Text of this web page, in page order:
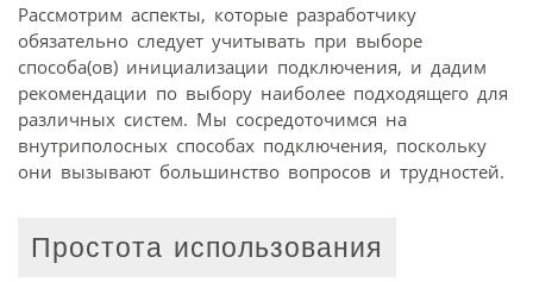
Рассмотрим аспекты, которые разработчику
обязательно следует учитывать при выборе
способа(ов) инициализации подключения, и дадим
рекомендации по выбору наиболее подходящего для
различных систем. Мы сосредоточимся на
внутриполосных способах подключения, поскольку
они вызывают большинство вопросов и трудностей.
Простота использования